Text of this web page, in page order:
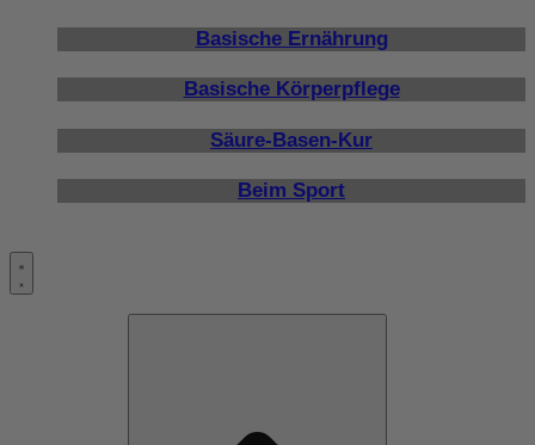
Basische Ernährung
Basische Körperpflege
Säure-Basen-Kur
Beim Sport